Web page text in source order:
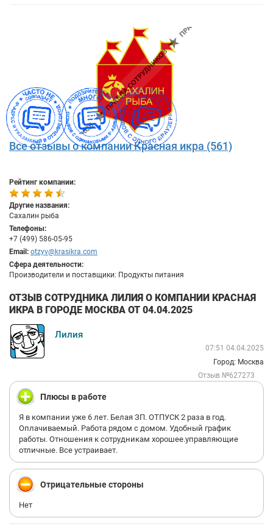
Все отзывы о компании Красная икра (561)
Рейтинг компании:
Другие названия:
Сахалин рыба
Телефоны:
+7 (499) 586-05-95
Email: otzyv@krasikra.com
Сфера деятельности:
Производители и поставщики: Продукты питания
ОТЗЫВ СОТРУДНИКА ЛИЛИЯ О КОМПАНИИ КРАСНАЯ
ИКРА В ГОРОДЕ МОСКВА ОТ 04.04.2025
Лилия
07:51 04.04.2025
Город: Москва
Отзыв №627273
Плюсы в работе
Я в компании уже 6 лет. Белая ЗП. ОТПУСК 2 раза в год.
Оплачиваемый. Работа рядом с домом. Удобный график
работы. Отношения к сотрудникам хорошее.управляющие
отличные. Все устраивает.
Отрицательные стороны
Нет